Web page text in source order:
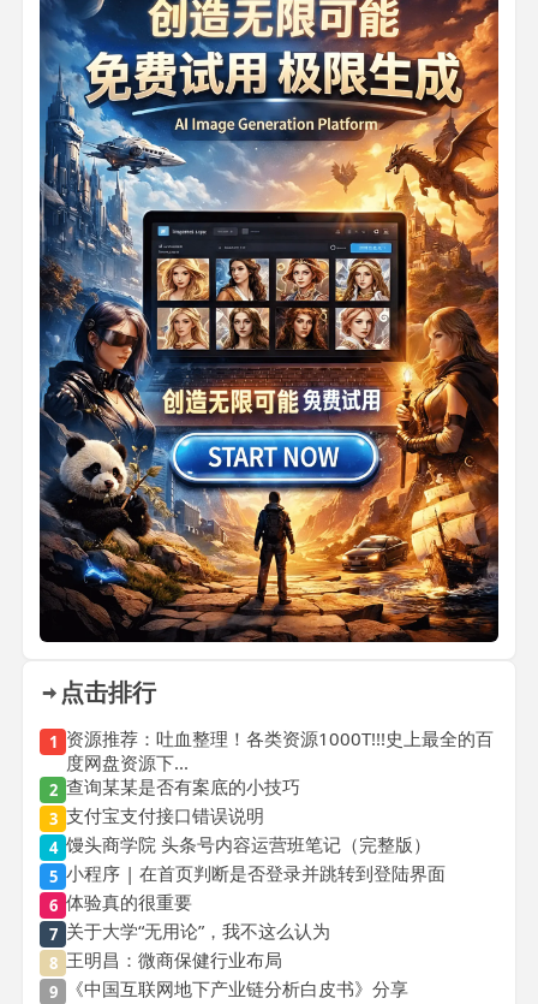
点击排行
1 资源推荐：吐血整理！各类资源1000T!!!史上最全的百
度网盘资源下...
2 查询某某是否有案底的小技巧
3 支付宝支付接口错误说明
4 馒头商学院 头条号内容运营班笔记（完整版）
5 小程序 | 在首页判断是否登录并跳转到登陆界面
6 体验真的很重要
7 关于大学“无用论”，我不这么认为
8 王明昌：微商保健行业布局
9 《中国互联网地下产业链分析白皮书》分享